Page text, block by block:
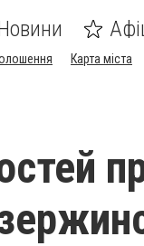
Карта міста